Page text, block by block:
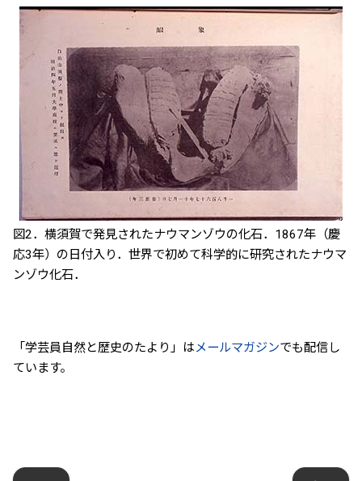
図2．横須賀で発見されたナウマンゾウの化石．1867年（慶
応3年）の日付入り．世界で初めて科学的に研究されたナウマ
ンゾウ化石．
「学芸員自然と歴史のたより」はメールマガジンでも配信し
ています。